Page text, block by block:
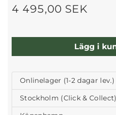
4 495,00 SEK
Lägg i
Onlinelager (1-2 dagar lev.)
Stockholm (Click & Collect)